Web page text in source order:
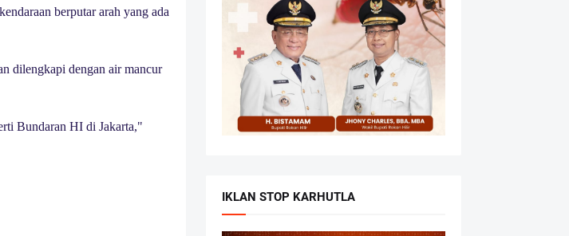
berputar arah yang ada
dilengkapi dengan air mancur
Bundaran HI di Jakarta,"
IKLAN STOP KARHUTLA